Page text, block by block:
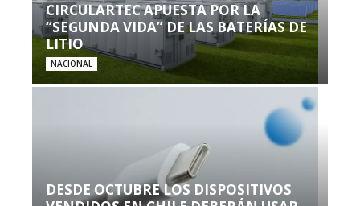
CIRCULARTEC APUESTA POR LA
“SEGUNDA VIDA” DE LAS BATERÍAS DE
LITIO
NACIONAL
DESDE OCTUBRE LOS DISPOSITIVOS